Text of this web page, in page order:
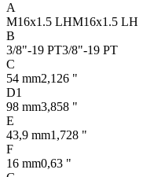
A
M16x1.5 LHM16x1.5 LH
B
3/8"-19 PT3/8"-19 PT
C
54 mm2,126 "
D1
98 mm3,858 "
E
43,9 mm1,728 "
F
16 mm0,63 "